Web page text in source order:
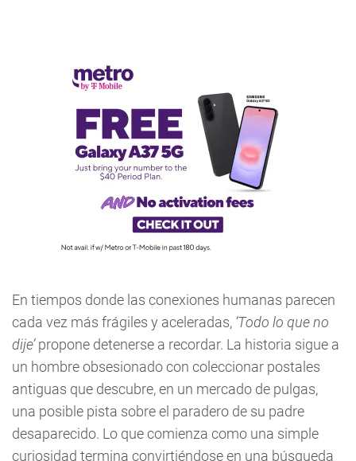
En tiempos donde las conexiones humanas parecen
cada vez más frágiles y aceleradas, ‘Todo lo que no
dije’propone detenerse a recordar. La historia sigue a
un hombre obsesionado con coleccionar postales
antiguas que descubre, en un mercado de pulgas,
una posible pista sobre el paradero de su padre
desaparecido. Lo que comienza como una simple
curiosidad termina convirtiéndose en una búsqueda